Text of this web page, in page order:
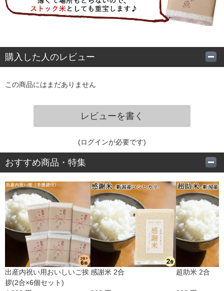
購入した人のレビュー
この商品にはまだありません
レビューを書く
(ログインが必要です)
おすすめ商品・特集
出産内祝い用おいしいご挨
拶(2合×6個セット)
感謝米 2合 超助米 2合